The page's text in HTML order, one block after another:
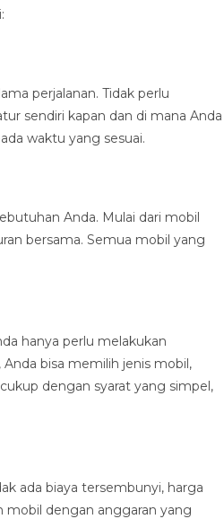
perjalanan. Tidak perlu
sendiri kapan dan di mana Anda
waktu yang sesuai.
Anda. Mulai dari mobil
bersama. Semua mobil yang
hanya perlu melakukan
bisa memilih jenis mobil,
dengan syarat yang simpel,
ada biaya tersembunyi, harga
mobil dengan anggaran yang